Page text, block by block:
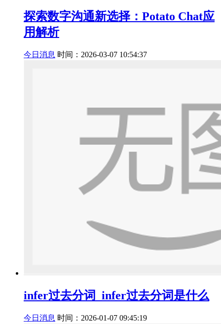
探索数字沟通新选择：Potato Chat应
用解析
今日消息 时间：2026-03-07 10:54:37
infer过去分词_infer过去分词是什么
今日消息 时间：2026-01-07 09:45:19